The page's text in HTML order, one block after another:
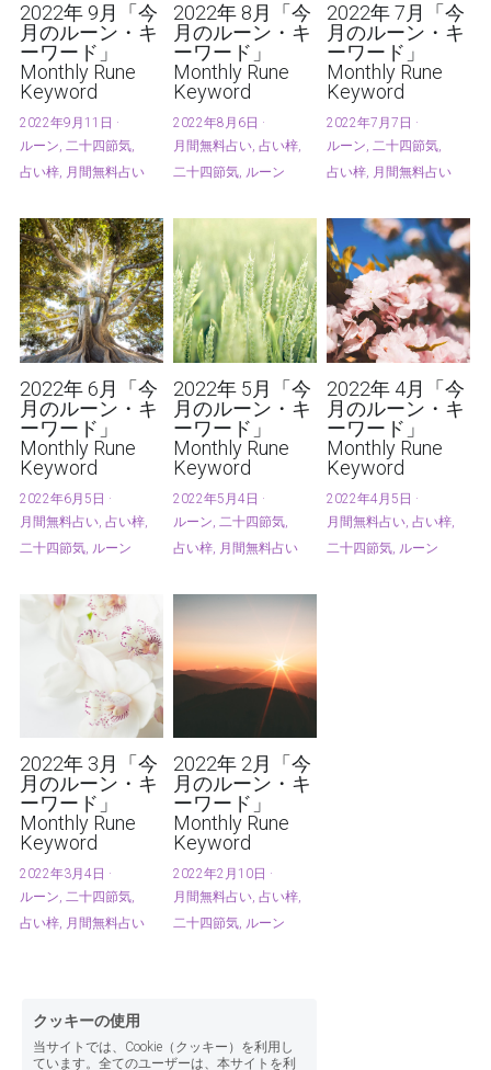
2022年 9月「今
月のルーン・キ
ーワード」
Monthly Rune
Keyword
2022年9月11日 ·
ルーン, 二十四節気,
占い梓, 月間無料占い
2022年 8月「今
月のルーン・キ
ーワード」
Monthly Rune
Keyword
2022年8月6日 ·
月間無料占い, 占い梓,
二十四節気, ルーン
2022年 7月「今
月のルーン・キ
ーワード」
Monthly Rune
Keyword
2022年7月7日 ·
ルーン, 二十四節気,
占い梓, 月間無料占い
2022年 6月「今
月のルーン・キ
ーワード」
Monthly Rune
Keyword
2022年6月5日 ·
月間無料占い, 占い梓,
二十四節気, ルーン
2022年 5月「今
月のルーン・キ
ーワード」
Monthly Rune
Keyword
2022年5月4日 ·
ルーン, 二十四節気,
占い梓, 月間無料占い
2022年 4月「今
月のルーン・キ
ーワード」
Monthly Rune
Keyword
2022年4月5日 ·
月間無料占い, 占い梓,
二十四節気, ルーン
2022年 3月「今
月のルーン・キ
ーワード」
Monthly Rune
Keyword
2022年3月4日 ·
ルーン, 二十四節気,
占い梓, 月間無料占い
2022年 2月「今
月のルーン・キ
ーワード」
Monthly Rune
Keyword
2022年2月10日 ·
月間無料占い, 占い梓,
二十四節気, ルーン
クッキーの使用
当サイトでは、Cookie（クッキー）を利用し
ています。全てのユーザーは、本サイトを利